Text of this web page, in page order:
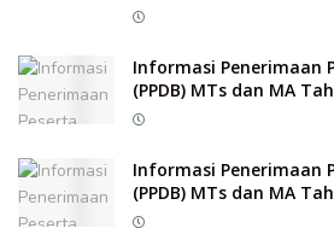
Informasi Penerimaan
(PPDB) MTs dan MA
Informasi Penerimaan
(PPDB) MTs dan MA